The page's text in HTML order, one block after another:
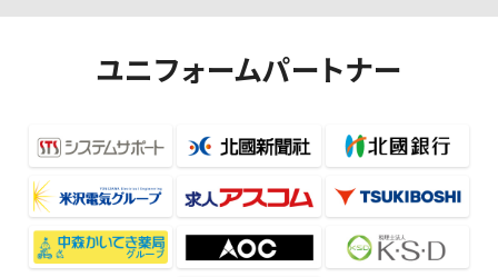
ユニフォームパートナー